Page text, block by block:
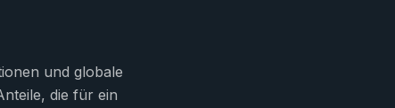
und globale
die für ein